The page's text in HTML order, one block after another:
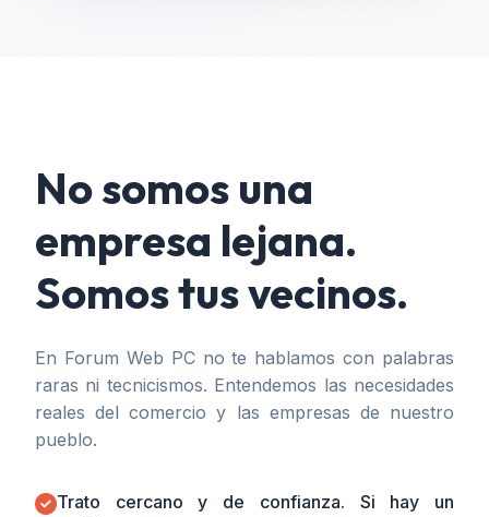
No somos una
empresa lejana.
Somos tus vecinos.
En Forum Web PC no te hablamos con palabras
raras ni tecnicismos. Entendemos las necesidades
reales del comercio y las empresas de nuestro
pueblo.
Trato cercano y de confianza. Si hay un